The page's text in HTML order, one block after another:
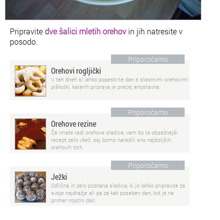
Pripravite dve šalici mletih orehovin jih natresite v
posodo.
Priporočamo
Orehovi rogljički
V teh dneh si lahko popestrite dan s slastnimi orehovimi
piškotki, katerih priprava je precej enostavna.
Priporočamo
Orehove rezine
Če imate radi orehove sladice, vam bo ta obsežnejši
recept zelo všeč, saj bomo naredili eno najboljših
orehovih tort.
Priporočamo
Ježki
Odlična in zelo poznana sladica, ki jo lahko pripravite za
svoje najdražje ali pa za kak poseben dan, kot je na
primer rojstni dan.